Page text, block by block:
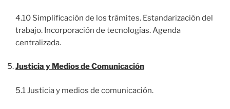
4.10 Simplificación de los trámites. Estandarización del
trabajo. Incorporación de tecnologías. Agenda
centralizada.
Justicia y Medios de Comunicación
5.1 Justicia y medios de comunicación.